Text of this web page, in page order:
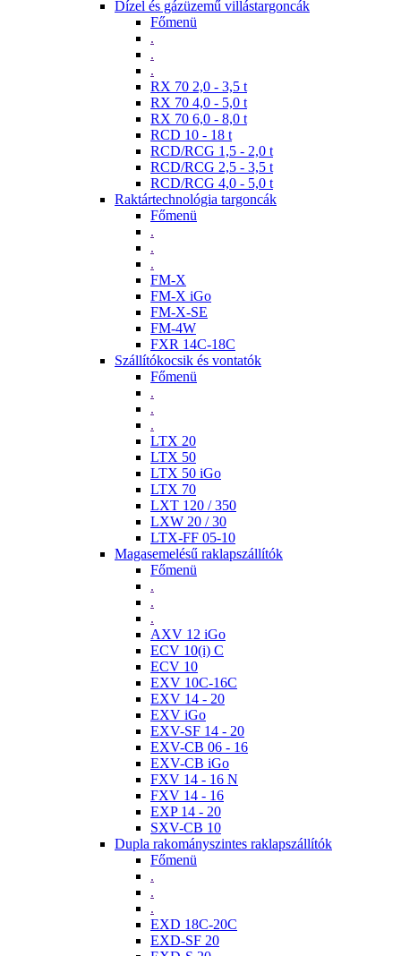
Dízel és gázüzemű villástargoncák
Főmenü
.
.
.
RX 70 2,0 - 3,5 t
RX 70 4,0 - 5,0 t
RX 70 6,0 - 8,0 t
RCD 10 - 18 t
RCD/RCG 1,5 - 2,0 t
RCD/RCG 2,5 - 3,5 t
RCD/RCG 4,0 - 5,0 t
Raktártechnológia targoncák
Főmenü
.
.
.
FM-X
FM-X iGo
FM-X-SE
FM-4W
FXR 14C-18C
Szállítókocsik és vontatók
Főmenü
.
.
.
LTX 20
LTX 50
LTX 50 iGo
LTX 70
LXT 120 / 350
LXW 20 / 30
LTX-FF 05-10
Magasemelésű raklapszállítók
Főmenü
.
.
.
AXV 12 iGo
ECV 10(i) C
ECV 10
EXV 10C-16C
EXV 14 - 20
EXV iGo
EXV-SF 14 - 20
EXV-CB 06 - 16
EXV-CB iGo
FXV 14 - 16 N
FXV 14 - 16
EXP 14 - 20
SXV-CB 10
Dupla rakományszintes raklapszállítók
Főmenü
.
.
.
EXD 18C-20C
EXD-SF 20